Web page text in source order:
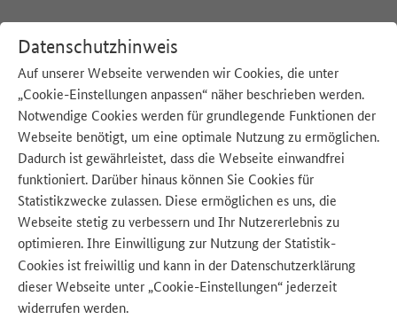
Datenschutzhinweis
Auf unserer Webseite verwenden wir Cookies, die unter
„Cookie-Einstellungen anpassen“ näher beschrieben werden.
Notwendige Cookies werden für grundlegende Funktionen der
Webseite benötigt, um eine optimale Nutzung zu ermöglichen.
Dadurch ist gewährleistet, dass die Webseite einwandfrei
funktioniert. Darüber hinaus können Sie Cookies für
Statistikzwecke zulassen. Diese ermöglichen es uns, die
Webseite stetig zu verbessern und Ihr Nutzererlebnis zu
optimieren. Ihre Einwilligung zur Nutzung der Statistik-
Cookies ist freiwillig und kann in der Datenschutzerklärung
dieser Webseite unter „Cookie-Einstellungen“ jederzeit
widerrufen werden.
:Startseite Blog